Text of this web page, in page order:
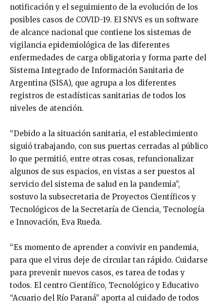
notificación y el seguimiento de la evolución de los
posibles casos de COVID-19. El SNVS es un software
de alcance nacional que contiene los sistemas de
vigilancia epidemiológica de las diferentes
enfermedades de carga obligatoria y forma parte del
Sistema Integrado de Información Sanitaria de
Argentina (SISA), que agrupa a los diferentes
registros de estadísticas sanitarias de todos los
niveles de atención.
“Debido a la situación sanitaria, el establecimiento
siguió trabajando, con sus puertas cerradas al público
lo que permitió, entre otras cosas, refuncionalizar
algunos de sus espacios, en vistas a ser puestos al
servicio del sistema de salud en la pandemia”,
sostuvo la subsecretaria de Proyectos Científicos y
Tecnológicos de la Secretaría de Ciencia, Tecnología
e Innovación, Eva Rueda.
“Es momento de aprender a convivir en pandemia,
para que el virus deje de circular tan rápido. Cuidarse
para prevenir nuevos casos, es tarea de todas y
todos. El centro Científico, Tecnológico y Educativo
“Acuario del Río Paraná” aporta al cuidado de todos